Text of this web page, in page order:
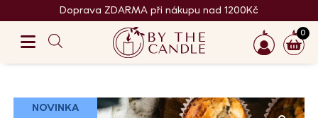
Doprava ZDARMA při nákupu nad 1200Kč
0
NOVINKA